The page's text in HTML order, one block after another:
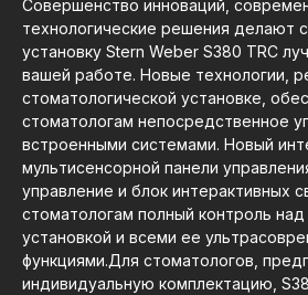
Совершенство инноваций,
технологические решения делают
установку Stern Weber S380 TRC
вашей работе. Новые технологии,
стоматологической установке,
стоматологам непосредственное
встроенными системами. Новый
мультисенсорной панели
управление и блок интерактивных
стоматологам полный контроль
установкой и всеми ее
функциями.Для стоматологов,
индивидуальную комплектацию,